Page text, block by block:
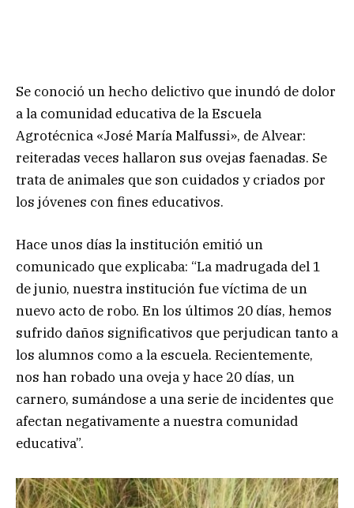
Se conoció un hecho delictivo que inundó de dolor
a la comunidad educativa de la Escuela
Agrotécnica «José María Malfussi», de Alvear:
reiteradas veces hallaron sus ovejas faenadas. Se
trata de animales que son cuidados y criados por
los jóvenes con fines educativos.
Hace unos días la institución emitió un
comunicado que explicaba: “La madrugada del 1
de junio, nuestra institución fue víctima de un
nuevo acto de robo. En los últimos 20 días, hemos
sufrido daños significativos que perjudican tanto a
los alumnos como a la escuela. Recientemente,
nos han robado una oveja y hace 20 días, un
carnero, sumándose a una serie de incidentes que
afectan negativamente a nuestra comunidad
educativa”.